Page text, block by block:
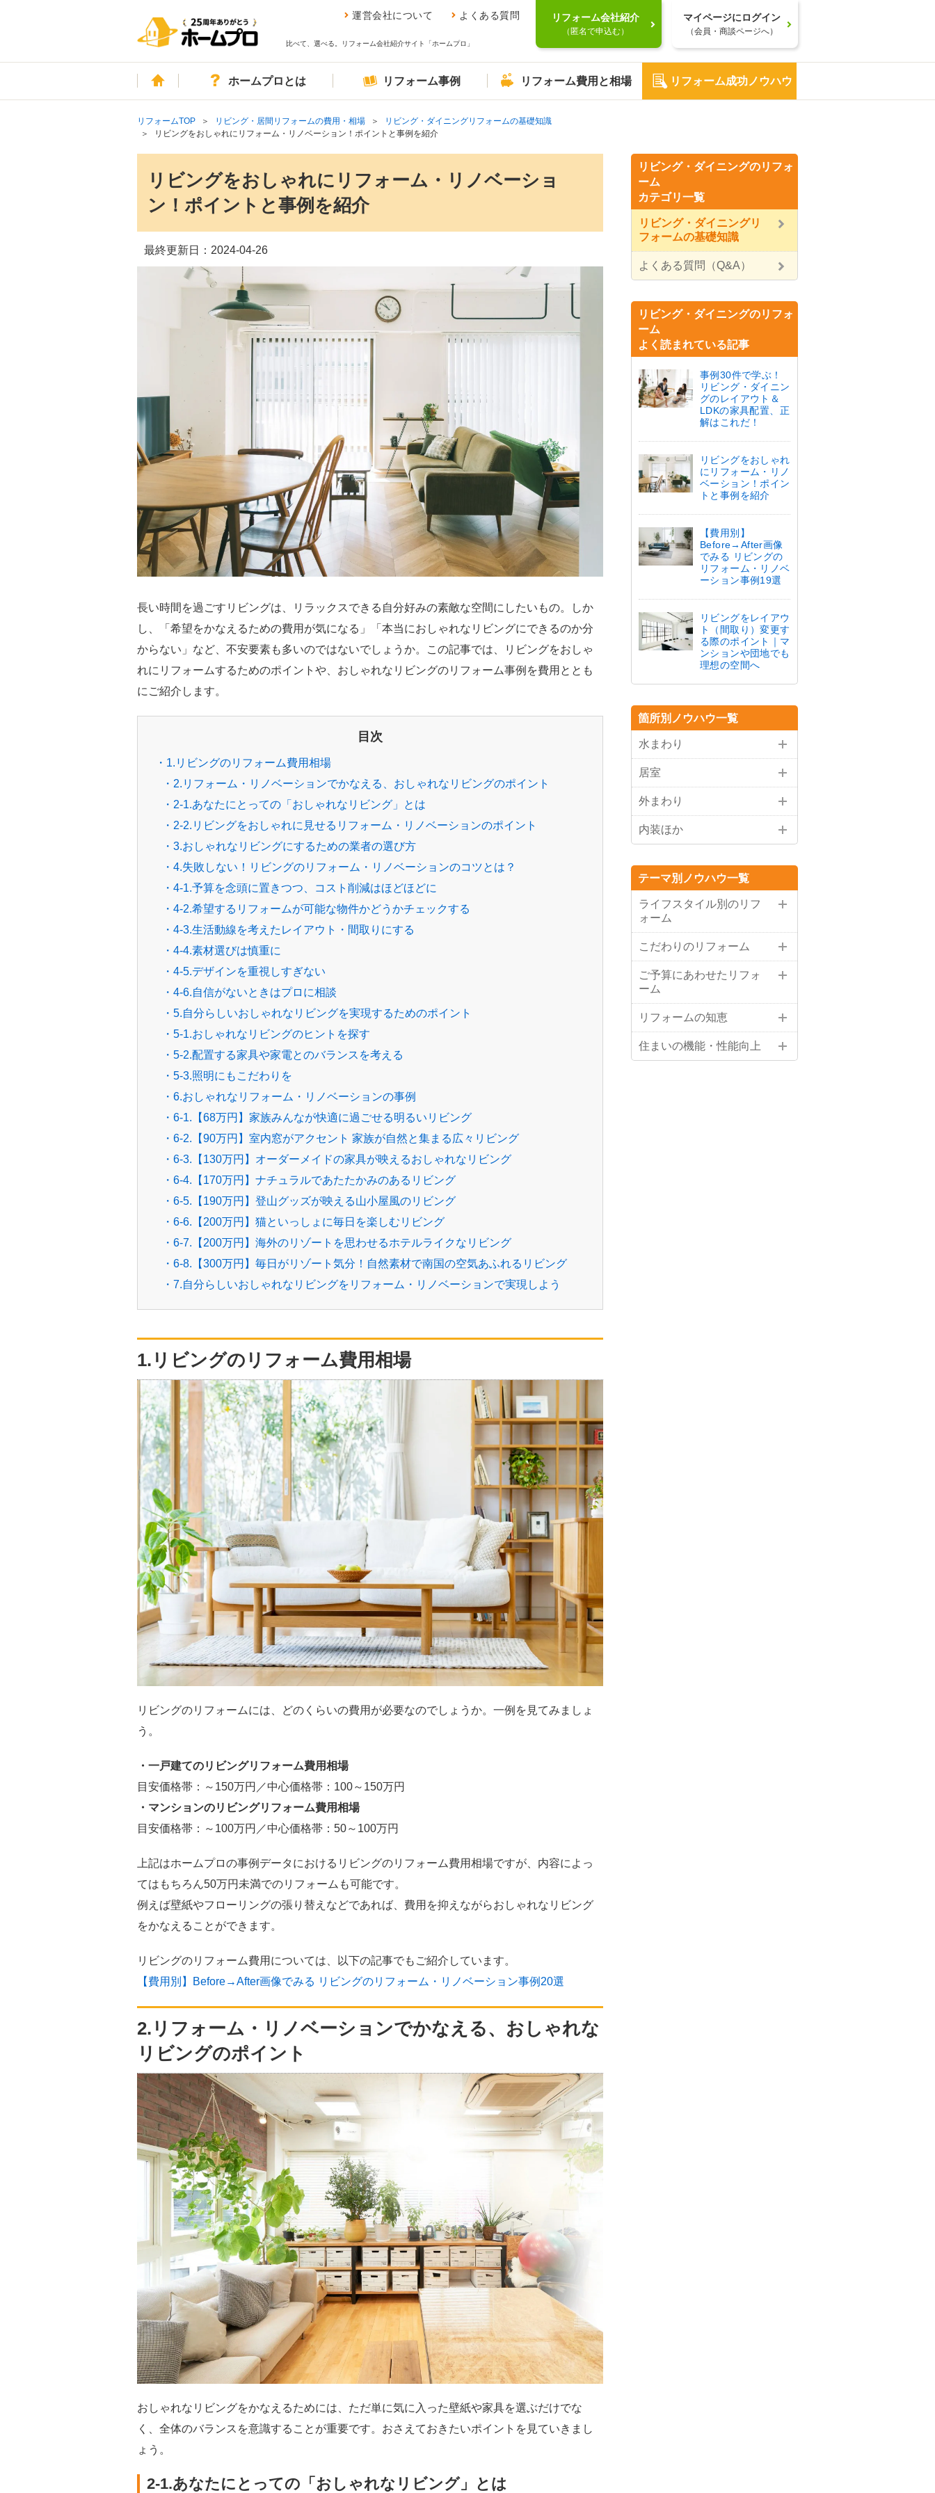
運営会社について よくある質問
比べて、選べる。リフォーム会社紹介サイト「ホームプロ」
リフォーム会社紹介
（匿名で申込む）
マイページにログイン
（会員・商談ページへ）
ホームホームプロとは リフォーム事例 リフォーム費用と相場 リフォーム成功ノウハウ
リフォームTOP リビング・居間リフォームの費用・相場
リビング・ダイニングリフォームの基礎知識
リビングをおしゃれにリフォーム・リノベーション！ポイントと事例を紹介
リビングをおしゃれにリフォーム・リノベーショ
ン！ポイントと事例を紹介
最終更新日： 2024-04-26
長い時間を過ごすリビングは、リラックスできる自分好みの素敵な空間にしたいもの。しか
し、「希望をかなえるための費用が気になる」「本当におしゃれなリビングにできるのか分
からない」など、不安要素も多いのではないでしょうか。この記事では、リビングをおしゃ
れにリフォームするためのポイントや、おしゃれなリビングのリフォーム事例を費用ととも
にご紹介します。
目次
・1.リビングのリフォーム費用相場
・2.リフォーム・リノベーションでかなえる、おしゃれなリビングのポイント
・2-1.あなたにとっての「おしゃれなリビング」とは
・2-2.リビングをおしゃれに見せるリフォーム・リノベーションのポイント
・3.おしゃれなリビングにするための業者の選び方
・4.失敗しない！リビングのリフォーム・リノベーションのコツとは？
・4-1.予算を念頭に置きつつ、コスト削減はほどほどに
・4-2.希望するリフォームが可能な物件かどうかチェックする
・4-3.生活動線を考えたレイアウト・間取りにする
・4-4.素材選びは慎重に
・4-5.デザインを重視しすぎない
・4-6.自信がないときはプロに相談
・5.自分らしいおしゃれなリビングを実現するためのポイント
・5-1.おしゃれなリビングのヒントを探す
・5-2.配置する家具や家電とのバランスを考える
・5-3.照明にもこだわりを
・6.おしゃれなリフォーム・リノベーションの事例
・6-1.【68万円】家族みんなが快適に過ごせる明るいリビング
・6-2.【90万円】室内窓がアクセント 家族が自然と集まる広々リビング
・6-3.【130万円】オーダーメイドの家具が映えるおしゃれなリビング
・6-4.【170万円】ナチュラルであたたかみのあるリビング
・6-5.【190万円】登山グッズが映える山小屋風のリビング
・6-6.【200万円】猫といっしょに毎日を楽しむリビング
・6-7.【200万円】海外のリゾートを思わせるホテルライクなリビング
・6-8.【300万円】毎日がリゾート気分！自然素材で南国の空気あふれるリビング
・7.自分らしいおしゃれなリビングをリフォーム・リノベーションで実現しよう
1.リビングのリフォーム費用相場
リビングのリフォームには、どのくらいの費用が必要なのでしょうか。一例を見てみましょ
う。
・一戸建てのリビングリフォーム費用相場
目安価格帯：～150万円／中心価格帯：100～150万円
・マンションのリビングリフォーム費用相場
目安価格帯：～100万円／中心価格帯：50～100万円
上記はホームプロの事例データにおけるリビングのリフォーム費用相場ですが、内容によっ
てはもちろん50万円未満でのリフォームも可能です。
例えば壁紙やフローリングの張り替えなどであれば、費用を抑えながらおしゃれなリビング
をかなえることができます。
リビングのリフォーム費用については、以下の記事でもご紹介しています。
【費用別】Before→After画像でみる リビングのリフォーム・リノベーション事例20選
2.リフォーム・リノベーションでかなえる、おしゃれな
リビングのポイント
おしゃれなリビングをかなえるためには、ただ単に気に入った壁紙や家具を選ぶだけでな
く、全体のバランスを意識することが重要です。おさえておきたいポイントを見ていきまし
ょう。
2-1.あなたにとっての「おしゃれなリビング」とは
リビング・ダイニングのリフォ
ーム
カテゴリ一覧
リビング・ダイニングリ
フォームの基礎知識
よくある質問（Q&A）
リビング・ダイニングのリフォ
ーム
よく読まれている記事
事例30件で学ぶ！
リビング・ダイニン
グのレイアウト＆
LDKの家具配置、正
解はこれだ！
リビングをおしゃれ
にリフォーム・リノ
ベーション！ポイン
トと事例を紹介
【費用別】
Before→After画像
でみる リビングの
リフォーム・リノベ
ーション事例19選
リビングをレイアウ
ト（間取り）変更す
る際のポイント｜マ
ンションや団地でも
理想の空間へ
箇所別ノウハウ一覧
水まわり
居室
外まわり
内装ほか
テーマ別ノウハウ一覧
ライフスタイル別のリフ
ォーム
こだわりのリフォーム
ご予算にあわせたリフォ
ーム
リフォームの知恵
住まいの機能・性能向上